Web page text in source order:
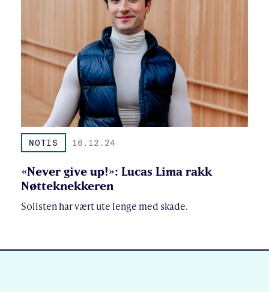
NOTIS 16.12.24
«Never give up!»: Lucas Lima rakk
Nøtteknekkeren
Solisten har vært ute lenge med skade.